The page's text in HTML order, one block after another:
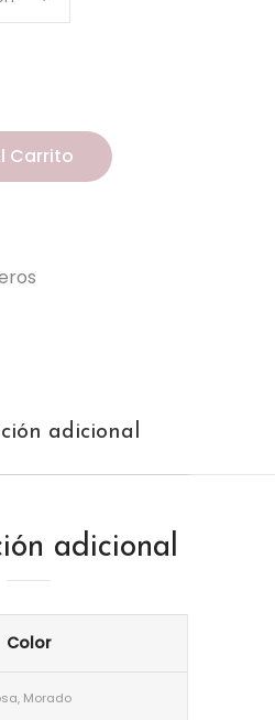
Carrito
adicional
adicional
Color
Morado